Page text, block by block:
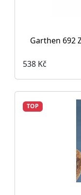
Garthen 692
538 Kč
TOP